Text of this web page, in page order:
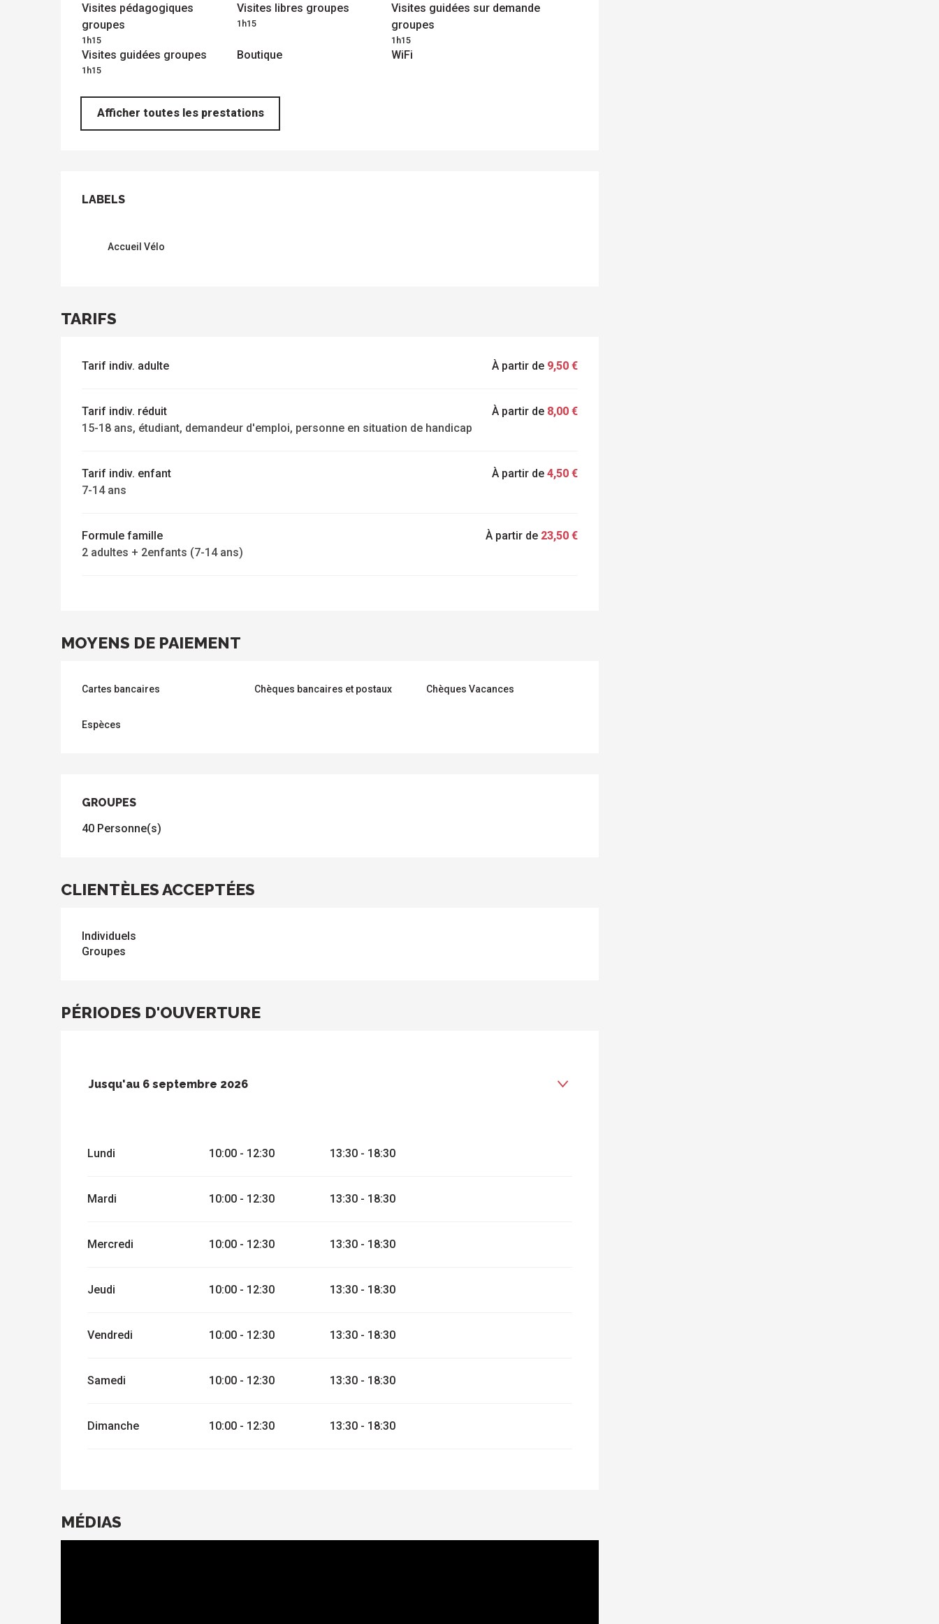
Visites pédagogiques
groupes
1h15
Visites libres groupes
1h15
Visites guidées sur demande
groupes
1h15
Visites guidées groupes
1h15
Boutique WiFi
Afficher toutes les prestations
OFFRES DE PRESTATIONS
LABELS
LABELS
Accueil Vélo
TARIFS
Tarif indiv. adulte À partir de 9,50 €
Tarif indiv. réduit
15-18 ans, étudiant, demandeur d'emploi, personne en situation de handicap
À partir de 8,00 €
Tarif indiv. enfant
7-14 ans
À partir de4,50 €
Formule famille
2 adultes + 2enfants (7-14 ans)
À partir de 23,50 €
MOYENS DE PAIEMENT
Cartes bancaires Chèques bancaires et postaux Chèques Vacances
Espèces
GROUPES
GROUPES
40 Personne(s)
CLIENTÈLES ACCEPTÉES
Individuels
Groupes
PÉRIODES D'OUVERTURE
Jusqu'au 6 septembre 2026
Du7 septembre 2026 au1 novembre 2026
Lundi 10:00 - 12:30 13:30 - 18:30
Mardi 10:00 - 12:30 13:30 - 18:30
Mercredi 10:00 - 12:30 13:30 - 18:30
Jeudi 10:00 - 12:30 13:30 - 18:30
Vendredi 10:00 - 12:30 13:30 - 18:30
Samedi 10:00 - 12:30 13:30 - 18:30
Dimanche 10:00 - 12:30 13:30 - 18:30
MÉDIAS